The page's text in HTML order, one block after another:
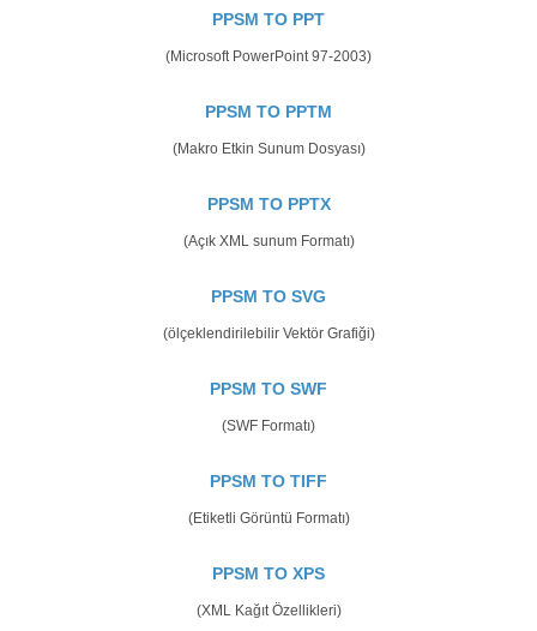
PPSM TO PPT
(Microsoft PowerPoint 97-2003)
PPSM TO PPTM
(Makro Etkin Sunum Dosyası)
PPSM TO PPTX
(Açık XML sunum Formatı)
PPSM TO SVG
(ölçeklendirilebilir Vektör Grafiği)
PPSM TO SWF
(SWF Formatı)
PPSM TO TIFF
(Etiketli Görüntü Formatı)
PPSM TO XPS
(XML Kağıt Özellikleri)